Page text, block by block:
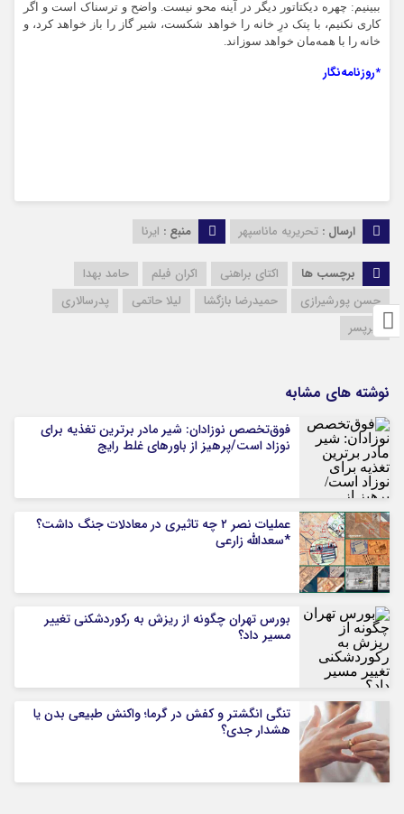
ببینیم: چهره‌ دیکتاتور دیگر در آینه محو نیست. واضح و ترسناک است و اگر
کاری نکنیم، با پتک درِ خانه را خواهد شکست، شیر گاز را باز خواهد کرد، و
خانه را با همه‌مان خواهد سوزاند.
*روزنامه‌نگار
ارسال : تحریریه ماناسپهر منبع : ایرنا
برچسب ها اکتای براهنی اکران فیلم
حامد بهدا
حسن پورشیرازی
حمیدرضا بازگشا لیلا حاتمی
پدرسالاری
پیرپسر
نوشته های مشابه
فوق‌تخصص نوزادان: شیر مادر برترین تغذیه برای
نوزاد است/پرهیز از باورهای غلط رایج
عملیات نصر ۲ چه تاثیری در معادلات جنگ داشت؟
*سعدالله زارعی
بورس تهران چگونه از ریزش به رکوردشکنی تغییر
مسیر داد؟
تنگی انگشتر و کفش در گرما؛ واکنش طبیعی بدن یا
هشدار جدی؟